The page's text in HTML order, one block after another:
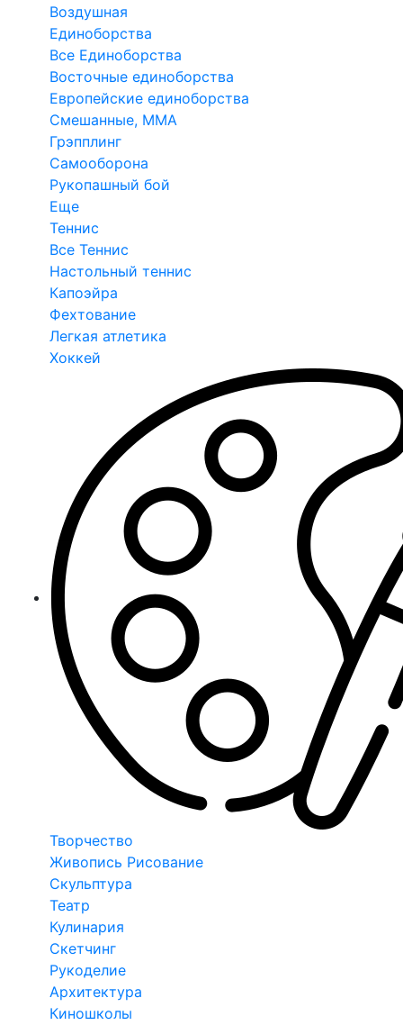
Воздушная
Единоборства
Все Единоборства
Восточные единоборства
Европейские единоборства
Смешанные, ММА
Грэпплинг
Самооборона
Рукопашный бой
Еще
Теннис
Все Теннис
Настольный теннис
Капоэйра
Фехтование
Легкая атлетика
Хоккей
Творчество
Живопись Рисование
Скульптура
Театр
Кулинария
Скетчинг
Рукоделие
Архитектура
Киношколы